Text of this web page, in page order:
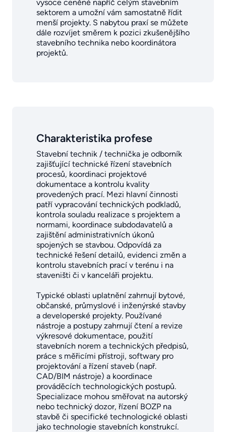
vysoce ceněné napříč celým stavebním
sektorem a umožní vám samostatně řídit
menší projekty. S nabytou praxí se můžete
dále rozvíjet směrem k pozici zkušenějšího
stavebního technika nebo koordinátora
projektů.
Charakteristika profese
Stavební technik / technička je odborník
zajišťující technické řízení stavebních
procesů, koordinaci projektové
dokumentace a kontrolu kvality
provedených prací. Mezi hlavní činnosti
patří vypracování technických podkladů,
kontrola souladu realizace s projektem a
normami, koordinace subdodavatelů a
zajištění administrativních úkonů
spojených se stavbou. Odpovídá za
technické řešení detailů, evidenci změn a
kontrolu stavebních prací v terénu i na
staveništi či v kanceláři projektu.
Typické oblasti uplatnění zahrnují bytové,
občanské, průmyslové i inženýrské stavby
a developerské projekty. Používané
nástroje a postupy zahrnují čtení a revize
výkresové dokumentace, použití
stavebních norem a technických předpisů,
práce s měřicími přístroji, softwary pro
projektování a řízení staveb (např.
CAD/BIM nástroje) a koordinace
prováděcích technologických postupů.
Specializace mohou směřovat na autorský
nebo technický dozor, řízení BOZP na
stavbě či specifické technologické oblasti
jako technologie stavebních konstrukcí.